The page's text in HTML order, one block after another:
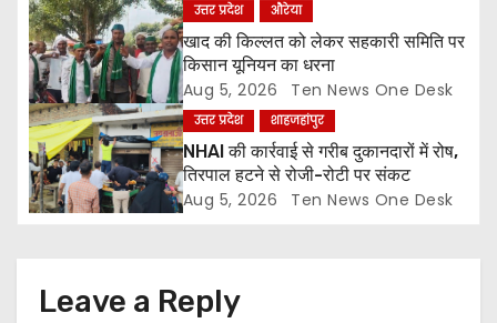
i
o
n
उत्तर प्रदेश औरेया
खाद की किल्लत को लेकर सहकारी समिति पर
किसान यूनियन का धरना
Aug 5, 2026 Ten News One Desk
उत्तर प्रदेश शाहजहांपुर
NHAI की कार्रवाई से गरीब दुकानदारों में रोष,
तिरपाल हटने से रोजी-रोटी पर संकट
Aug 5, 2026 Ten News One Desk
Leave a Reply